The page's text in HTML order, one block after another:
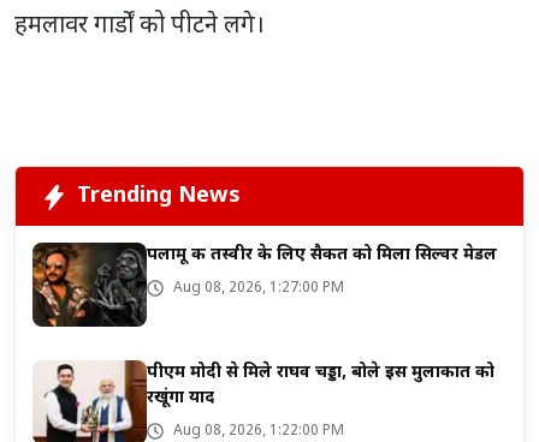
हमलावर गार्डों को पीटने लगे।
Trending News
पलामू की तस्वीर के लिए सैकत को मिला सिल्वर मेडल
Aug 08, 2026, 1:27:00 PM
पीएम मोदी से मिले राघव चड्डा, बोले इस मुलाकात को
रखूंगा याद
Aug 08, 2026, 1:22:00 PM